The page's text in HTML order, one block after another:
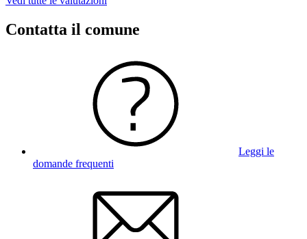
Contatta il comune
Leggi le
domande frequenti